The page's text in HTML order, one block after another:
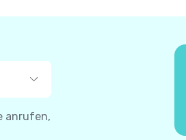
anrufen,